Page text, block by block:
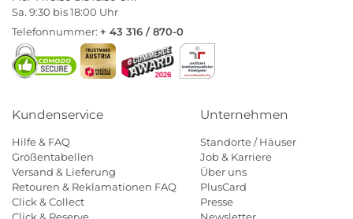
Sa. 9:30 bis 18:00 Uhr
Telefonnummer: + 43 316 / 870-0
Kundenservice
Hilfe & FAQ
Größentabellen
Versand & Lieferung
Retouren & Reklamationen FAQ
Click & Collect
Unternehmen
Standorte / Häuser
Job & Karriere
Über uns
PlusCard
Presse